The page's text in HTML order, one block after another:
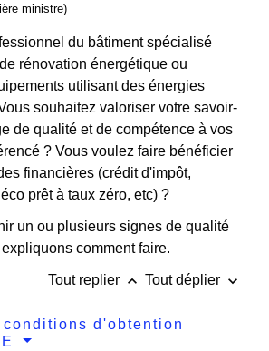
ministre)
du bâtiment spécialisé
rénovation énergétique ou
utilisant des énergies
souhaitez valoriser votre savoir-
de qualité et de compétence à vos
? Vous voulez faire bénéficier
financières (crédit d'impôt,
prêt à taux zéro, etc) ?
un ou plusieurs signes de qualité
comment faire.
Tout replier keyboard_arrow_up Tout déplier keyboard_arrow_down
d'obtention